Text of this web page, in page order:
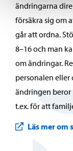
ändringarna
försäkra sig om
går att ordna.
8–16 och man
om ändringar.
personalen eller
ändringen
t.ex. för att
Läs mer om